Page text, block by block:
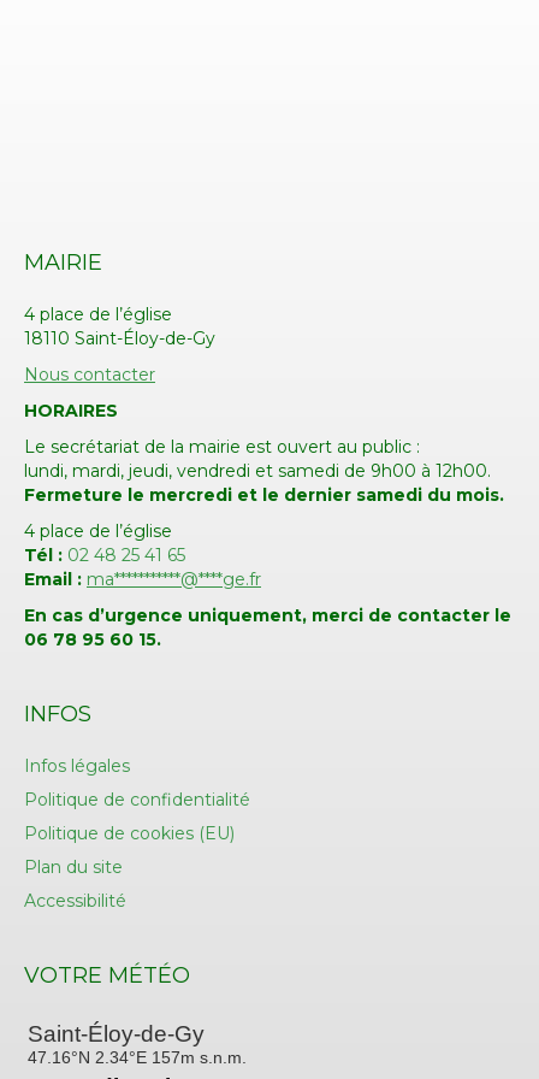
MAIRIE
4 place de l’église
18110 Saint-Éloy-de-Gy
Nous contacter
HORAIRES
Le secrétariat de la mairie est ouvert au public :
lundi, mardi, jeudi, vendredi et samedi de 9h00 à 12h00.
Fermeture le mercredi et le dernier samedi du mois.
4 place de l’église
Tél : 02 48 25 41 65
Email : ma***********@****ge.fr
En cas d’urgence uniquement, merci de contacter le
06 78 95 60 15.
INFOS
Infos légales
Politique de confidentialité
Politique de cookies (EU)
Plan du site
Accessibilité
VOTRE MÉTÉO